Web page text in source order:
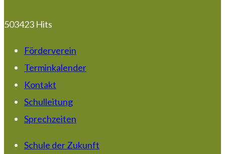
503423 Hits
Förderverein
Terminkalender
Kontakt
Schulleitung
Sprechzeiten
Schule der Zukunft